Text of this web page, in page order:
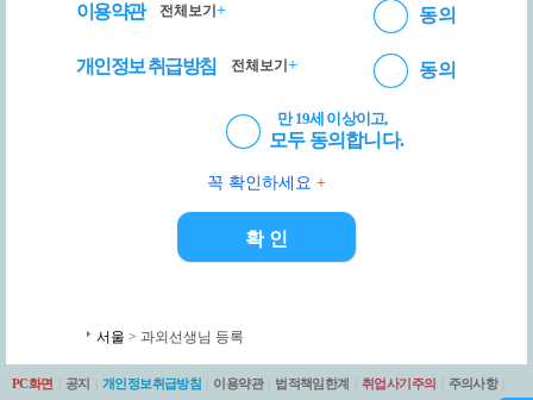
이용약관 전체보기 + 동의
개인정보 취급방침 전체보기 + 동의
만 19세 이상이고,
모두 동의합니다.
꼭 확인하세요 +
서울 > 과외선생님 등록
PC화면 공지 개인정보취급방침 이용약관 법적책임한계 취업사기주의 주의사항